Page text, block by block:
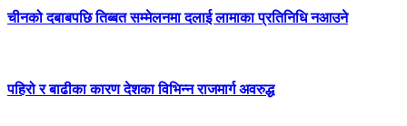
चीनको दबाबपछि तिब्बत सम्मेलनमा दलाई लामाका प्रतिनिधि नआउने
पहिरो र बाढीका कारण देशका विभिन्न राजमार्ग अवरुद्ध